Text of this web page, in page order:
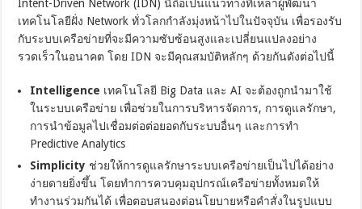
Intent-Driven Network (IDN) นี้ถือเป็นแนวทางที่เหล่าผู้พัฒนา
เทคโนโลยีฝั่ง Network ทั่วโลกกำลังมุ่งหน้าไปในปัจจุบัน เพื่อรองรับ
กับระบบเครือข่ายที่จะมีความซับซ้อนสูงและเปลี่ยนแปลงอย่าง
รวดเร็วในอนาคต โดย IDN จะมีคุณสมบัติหลักๆ ด้วยกันดังต่อไปนี้
Intelligence เทคโนโลยี Big Data และ AI จะต้องถูกนำมาใช้
ในระบบเครือข่าย เพื่อช่วยในการบริหารจัดการ, การดูแลรักษา,
การนำข้อมูลไปเชื่อมต่อต่อยอดกับระบบอื่นๆ และการทำ
Predictive Analytics
Simplicity ช่วยให้การดูแลรักษาระบบเครือข่ายเป็นไปได้อย่าง
ง่ายดายยิ่งขึ้น โดยทำการควบคุมอุปกรณ์เครือข่ายทั้งหมดให้
ทำงานร่วมกันได้ เพื่อตอบสนองต่อนโยบายหรือคำสั่งในรูปแบบ